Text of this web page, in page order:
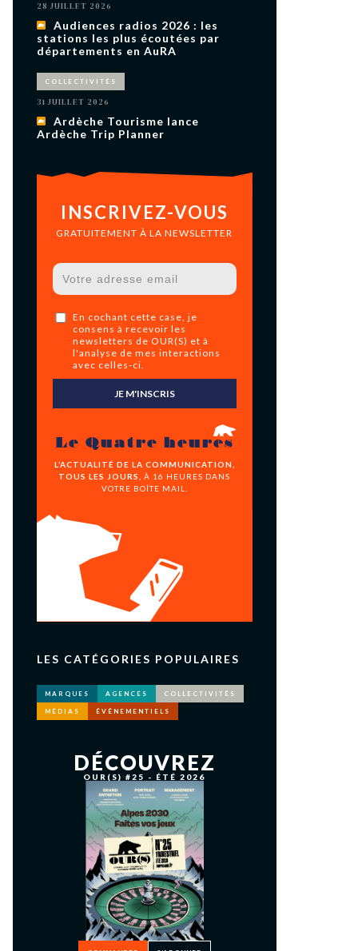
28 JUILLET 2026
Audiences radios 2026 : les
stations les plus écoutées par
départements en AuRA
COLLECTIVITÉS
31 JUILLET 2026
Ardèche Tourisme lance
Ardèche Trip Planner
INSCRIVEZ-VOUS
GRATUITEMENT À LA NEWSLETTER
En cochant cette case, je
consens à recevoir les
newsletters de OUR(S) et à
l'analyse de mes interactions
avec celles-ci.
JE M'INSCRIS
Le Quatre heures
L’ACTUALITÉ DE LA COMMUNICATION,
TOUS LES JOURS,
À 16 HEURES DANS
VOTRE BOÎTE MAIL.
LES CATÉGORIES POPULAIRES
MARQUES AGENCES COLLECTIVITÉS
MÉDIAS ÉVÉNEMENTIELS
DÉCOUVREZ
OUR(S) #25 - ÉTÉ 2026